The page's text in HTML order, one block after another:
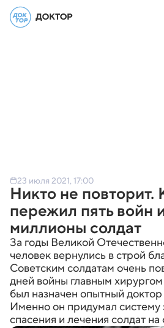
23 июля 2021, 17:00
Никто не повторит.
пережил пять войн
миллионы солдат
За годы Великой
человек вернулись в строй
Советским солдатам очень
дней войны главным
был назначен опытный
Именно он придумал систему
спасения и лечения солдат